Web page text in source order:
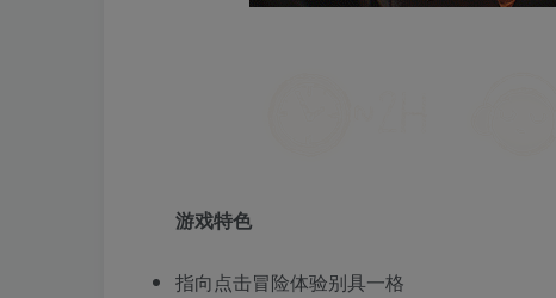
游戏特色
指向点击冒险体验别具一格